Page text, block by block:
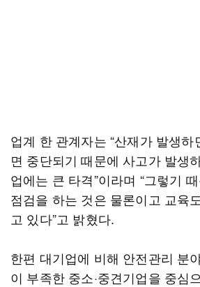
업계 한 관계자는 “산재가 발생하
면 중단되기 때문에 사고가 발생
업에는 큰 타격”이라며 “그렇기
점검을 하는 것은 물론이고 교육
고 있다”고 밝혔다.
한편 대기업에 비해 안전관리 분
이 부족한 중소·중견기업을 중심